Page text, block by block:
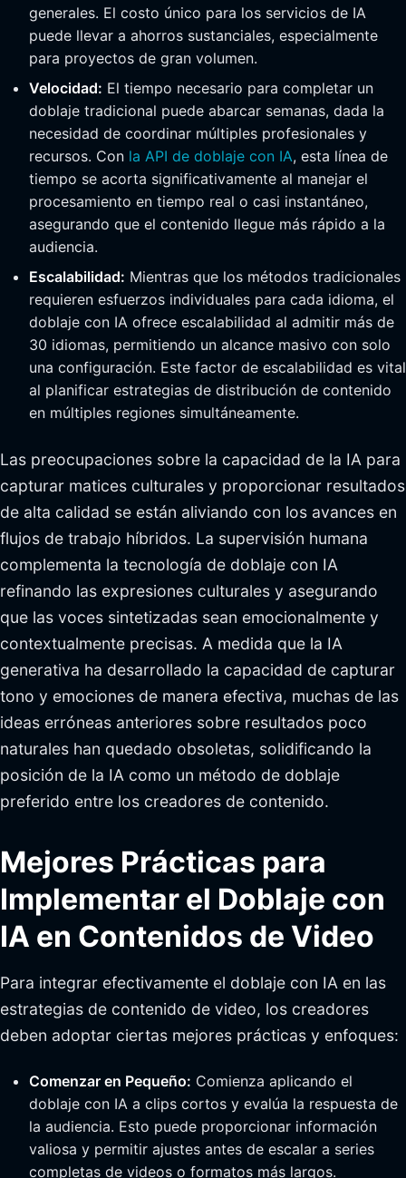
generales. El costo único para los servicios de IA
puede llevar a ahorros sustanciales, especialmente
para proyectos de gran volumen.
Velocidad: El tiempo necesario para completar un
doblaje tradicional puede abarcar semanas, dada la
necesidad de coordinar múltiples profesionales y
recursos. Con la API de doblaje con IA, esta línea de
tiempo se acorta significativamente al manejar el
procesamiento en tiempo real o casi instantáneo,
asegurando que el contenido llegue más rápido a la
audiencia.
Escalabilidad: Mientras que los métodos tradicionales
requieren esfuerzos individuales para cada idioma, el
doblaje con IA ofrece escalabilidad al admitir más de
30 idiomas, permitiendo un alcance masivo con solo
una configuración. Este factor de escalabilidad es vital
al planificar estrategias de distribución de contenido
en múltiples regiones simultáneamente.
Las preocupaciones sobre la capacidad de la IA para
capturar matices culturales y proporcionar resultados
de alta calidad se están aliviando con los avances en
flujos de trabajo híbridos. La supervisión humana
complementa la tecnología de doblaje con IA
refinando las expresiones culturales y asegurando
que las voces sintetizadas sean emocionalmente y
contextualmente precisas. A medida que la IA
generativa ha desarrollado la capacidad de capturar
tono y emociones de manera efectiva, muchas de las
ideas erróneas anteriores sobre resultados poco
naturales han quedado obsoletas, solidificando la
posición de la IA como un método de doblaje
preferido entre los creadores de contenido.
Mejores Prácticas para
Implementar el Doblaje con
IA en Contenidos de Video
Para integrar efectivamente el doblaje con IA en las
estrategias de contenido de video, los creadores
deben adoptar ciertas mejores prácticas y enfoques:
Comenzar en Pequeño: Comienza aplicando el
doblaje con IA a clips cortos y evalúa la respuesta de
la audiencia. Esto puede proporcionar información
valiosa y permitir ajustes antes de escalar a series
completas de videos o formatos más largos.